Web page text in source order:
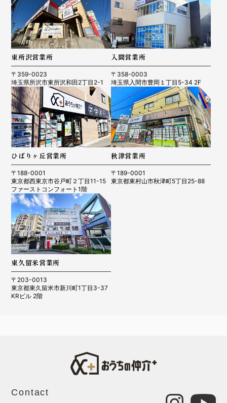
東所沢営業所
〒359-0023
埼玉県所沢市東所沢和田2丁目2-1
入間営業所
〒358-0003
埼玉県入間市豊岡１丁目5-34 2F
ひばりヶ丘営業所
〒188-0001
東京都西東京市谷戸町２丁目11-15
ファーストコンフォート1階
秋津営業所
〒189-0001
東京都東村山市秋津町5丁目25-88
東久留米営業所
〒203-0013
東京都東久留米市新川町1丁目3-37
KRビル 2階
Contact